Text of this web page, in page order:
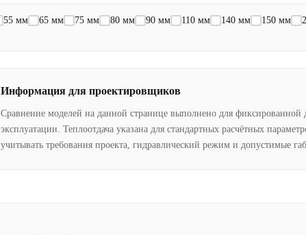
55 мм 65 мм 75 мм 80 мм 90 мм 110 мм 140 мм 150 мм
Информация для проектировщиков
Сравнение моделей на данной странице выполнено для
эксплуатации. Теплоотдача указана для стандартных расчётных
учитывать требования проекта, гидравлический режим и допустимые